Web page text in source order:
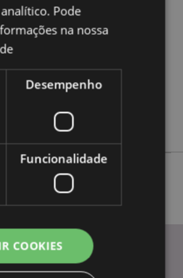
Pode
na nossa
Desempenho
Funcionalidade
COOKIES